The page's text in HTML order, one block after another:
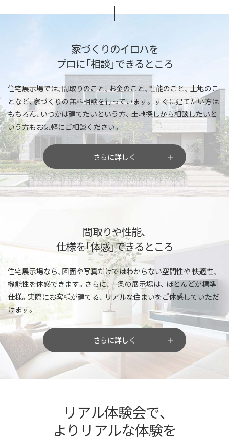
家づくりのイロハを
プロに「相談」できるところ
住宅展示場では、間取りのこと、お金のこと、性能のこと、土地のこ
となど、家づくりの無料相談を行っています。 すぐに建てたい方は
もちろん、いつかは建てたいという方、 土地探しから相談したいと
いう方もお気軽にご相談ください。
さらに詳しく
間取りや性能、
仕様を「体感」できるところ
住宅展示場なら、図面や写真だけではわからない空間性や 快適性、
機能性を体感できます。さらに、一条の展示場は、 ほとんどが標準
仕様。実際にお客様が建てる、 リアルな住まいをご体感していただ
けます。
さらに詳しく
リアル体験会で、
よりリアルな体験を